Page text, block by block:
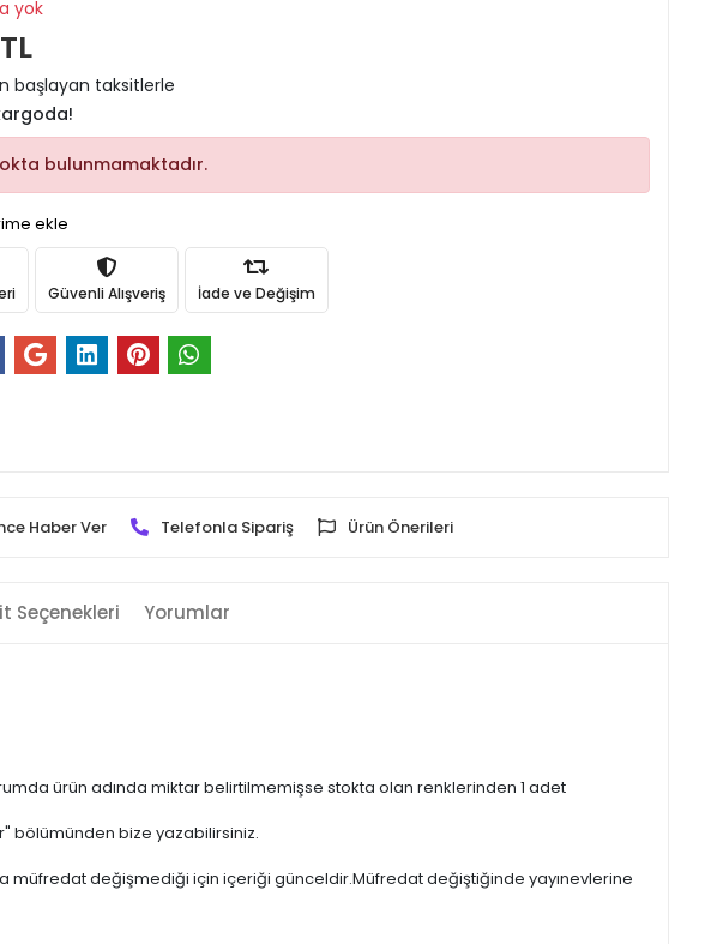
yok
başlayan taksitlerle
bulunmamaktadır.
ekle
Güvenli Alışveriş İade ve Değişim
Haber Ver Telefonla Sipariş Ürün Önerileri
Seçenekleri Yorumlar
ürün adında miktar belirtilmemişse stokta olan renklerinden 1 adet
bölümünden bize yazabilirsiniz.
müfredat değişmediği için içeriği günceldir.Müfredat değiştiğinde yayınevlerine